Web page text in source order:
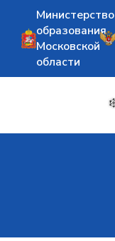
Министерство
образования
Московской
области